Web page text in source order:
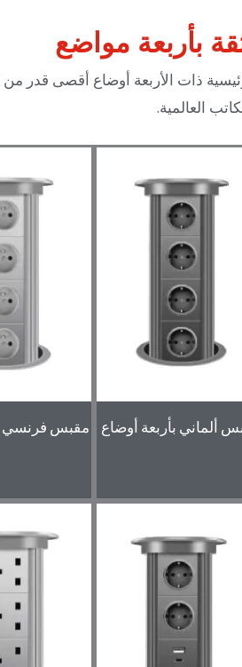
بأربعة مواضع
الرئيسية ذات الأربعة أوضاع أقصى
العالمية.
ألماني بأربعة أوضاع مقبس فرنسي